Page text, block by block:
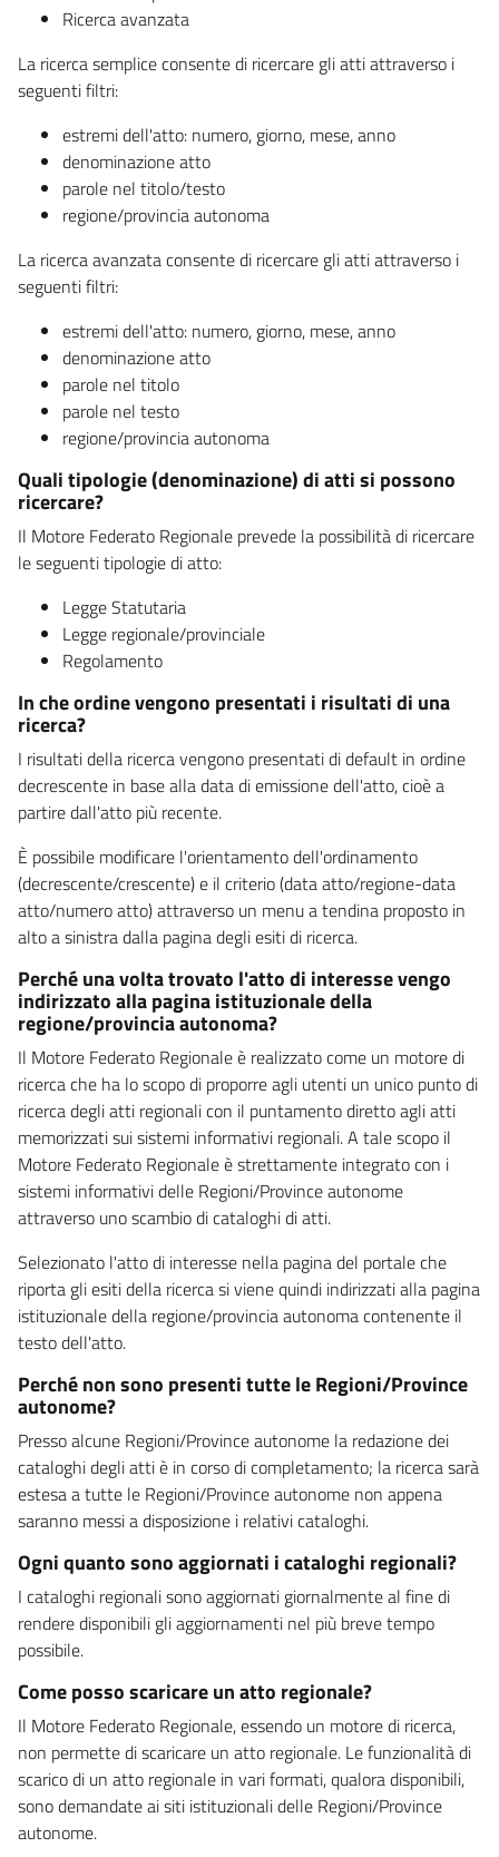
Ricerca avanzata
La ricerca semplice consente di ricercare gli atti attraverso i
seguenti filtri:
estremi dell'atto: numero, giorno, mese, anno
denominazione atto
parole nel titolo/testo
regione/provincia autonoma
La ricerca avanzata consente di ricercare gli atti attraverso i
seguenti filtri:
estremi dell'atto: numero, giorno, mese, anno
denominazione atto
parole nel titolo
parole nel testo
regione/provincia autonoma
Quali tipologie (denominazione) di atti si possono
ricercare?
Il Motore Federato Regionale prevede la possibilità di ricercare
le seguenti tipologie di atto:
Legge Statutaria
Legge regionale/provinciale
Regolamento
In che ordine vengono presentati i risultati di una
ricerca?
I risultati della ricerca vengono presentati di default in ordine
decrescente in base alla data di emissione dell'atto, cioè a
partire dall'atto più recente.
È possibile modificare l'orientamento dell'ordinamento
(decrescente/crescente) e il criterio (data atto/regione-data
atto/numero atto) attraverso un menu a tendina proposto in
alto a sinistra dalla pagina degli esiti di ricerca.
Perché una volta trovato l'atto di interesse vengo
indirizzato alla pagina istituzionale della
regione/provincia autonoma?
Il Motore Federato Regionale è realizzato come un motore di
ricerca che ha lo scopo di proporre agli utenti un unico punto di
ricerca degli atti regionali con il puntamento diretto agli atti
memorizzati sui sistemi informativi regionali. A tale scopo il
Motore Federato Regionale è strettamente integrato con i
sistemi informativi delle Regioni/Province autonome
attraverso uno scambio di cataloghi di atti.
Selezionato l'atto di interesse nella pagina del portale che
riporta gli esiti della ricerca si viene quindi indirizzati alla pagina
istituzionale della regione/provincia autonoma contenente il
testo dell'atto.
Perché non sono presenti tutte le Regioni/Province
autonome?
Presso alcune Regioni/Province autonome la redazione dei
cataloghi degli atti è in corso di completamento; la ricerca sarà
estesa a tutte le Regioni/Province autonome non appena
saranno messi a disposizione i relativi cataloghi.
Ogni quanto sono aggiornati i cataloghi regionali?
I cataloghi regionali sono aggiornati giornalmente al fine di
rendere disponibili gli aggiornamenti nel più breve tempo
possibile.
Come posso scaricare un atto regionale?
Il Motore Federato Regionale, essendo un motore di ricerca,
non permette di scaricare un atto regionale. Le funzionalità di
scarico di un atto regionale in vari formati, qualora disponibili,
sono demandate ai siti istituzionali delle Regioni/Province
autonome.